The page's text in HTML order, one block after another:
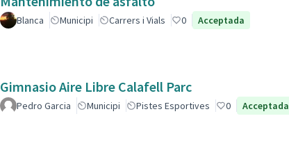
Blanca Municipi Carrers i Vials 0 Acceptada
Gimnasio Aire Libre Calafell Parc
Pedro Garcia Municipi Pistes Esportives 0 Acceptada